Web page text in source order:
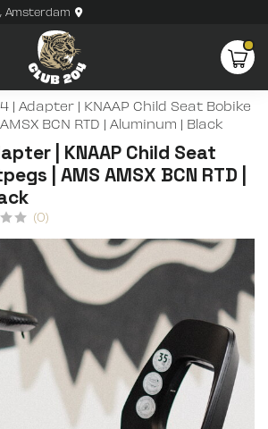
Amsterdam
| Adapter | KNAAP Child Seat Bobike
BCN RTD | Aluminum | Black
| KNAAP Child Seat
| AMS AMSX BCN RTD |
(0)